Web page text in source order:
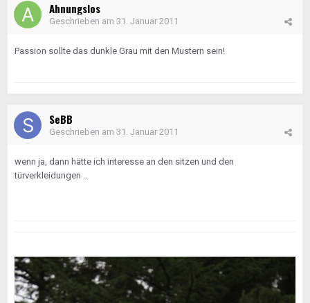
Ahnungslos
Geschrieben am 31. Januar 2011
Passion sollte das dunkle Grau mit den Mustern sein!
SeBB
Geschrieben am 31. Januar 2011
wenn ja, dann hätte ich interesse an den sitzen und den
türverkleidungen ..